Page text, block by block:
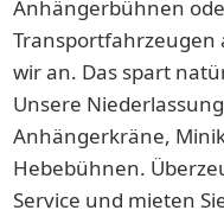
Anhängerbühnen
Transportfahrzeugen
wir an. Das spart
Unsere
Anhängerkräne,
Hebebühnen.
Service und mieten